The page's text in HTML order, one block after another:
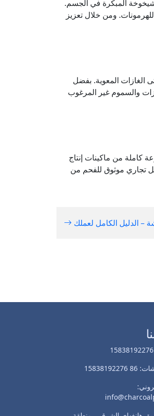
المبكرة في الجسم.
ومن خلال تعزيز
الغازات المعوية. بفضل
والسموم غير المرغوب
كاملة من ماكينات إنتاج
تجاري موثوق للفحم من
– الدليل الكامل لعملك